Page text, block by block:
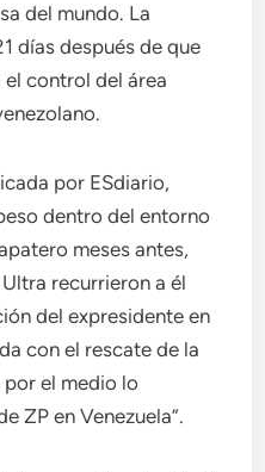
del mundo. La
días después de que
el control del área
por ESdiario,
dentro del entorno
meses antes,
recurrieron a él
del expresidente en
con el rescate de la
el medio lo
ZP en Venezuela”.